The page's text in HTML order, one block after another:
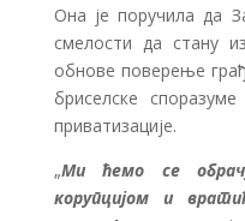
Она је поручила да
смелости да стану
обнове поверење
бриселске
приватизације.
„Ми ћемо се
корупцијом и